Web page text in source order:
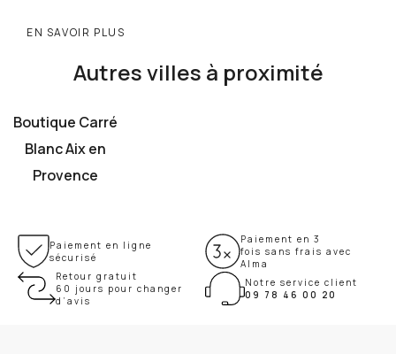
EN SAVOIR PLUS
Autres villes à proximité
Boutique Carré
Blanc Aix en
Provence
Paiement en ligne
sécurisé
Paiement en 3
fois sans frais avec
Alma
Retour gratuit
60 jours pour changer
d’avis
Notre service client
09 78 46 00 20